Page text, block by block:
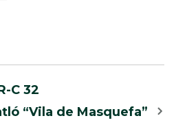
C 32
“Vila de Masquefa”